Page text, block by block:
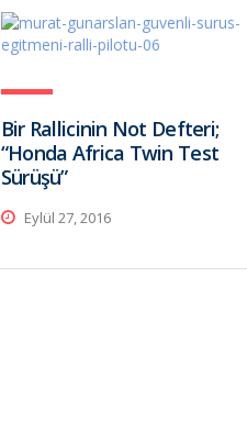
Bir Rallicinin Not Defteri;
“Honda Africa Twin Test
Sürüşü”
Eylül 27, 2016